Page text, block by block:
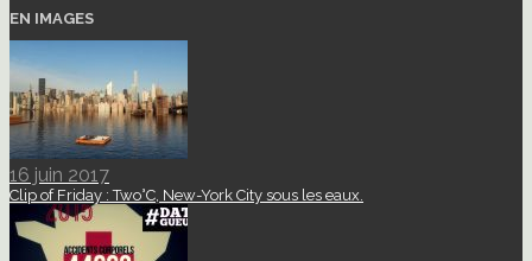
EN IMAGES
16 juin 2017
Clip of Friday : Two°C, New-York City sous les eaux.